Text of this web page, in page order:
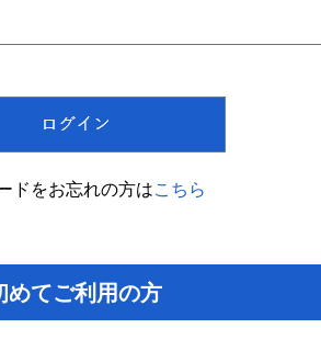
ドをお忘れの方はこちら
めてご利用の方